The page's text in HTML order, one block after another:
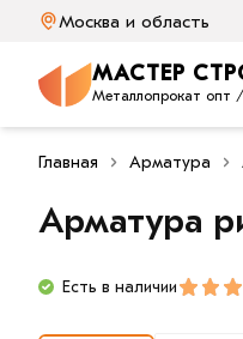
Москва и область
МАСТЕР
Металлопрокат опт
Главная Арматура
Арматура
Есть в наличии